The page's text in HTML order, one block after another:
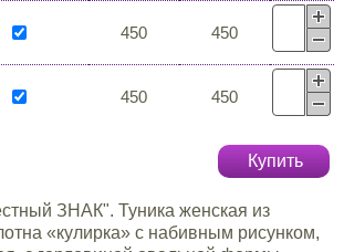
450 450
450 450
Купить
ЗНАК". Туника женская из
«кулирка» с набивным рисунком,